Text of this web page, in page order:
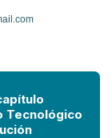
Tecnológico